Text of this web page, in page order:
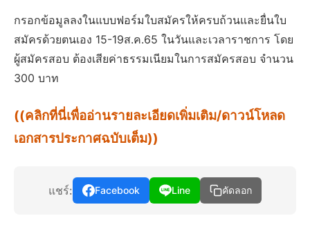
กรอกข้อมูลลงในแบบฟอร์มใบสมัครให้ครบถ้วนและยื่นใบ
สมัครด้วยตนเอง 15-19ส.ค.65 ในวันและเวลาราชการ โดย
ผู้สมัครสอบ ต้องเสียค่าธรรมเนียมในการสมัครสอบ จำนวน
300 บาท
((คลิกที่นี่เพื่ออ่านรายละเอียดเพิ่มเติม/ดาวน์โหลด
เอกสารประกาศฉบับเต็ม))
แชร์: Facebook Line คัดลอก